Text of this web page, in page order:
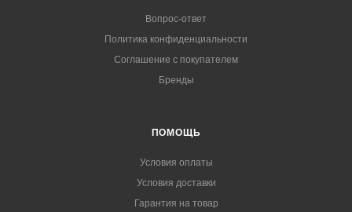
Вопрос-ответ
Политика конфиденциальности
Соглашение с покупателем
Бренды
ПОМОЩЬ
Условия оплаты
Условия доставки
Гарантия на товар